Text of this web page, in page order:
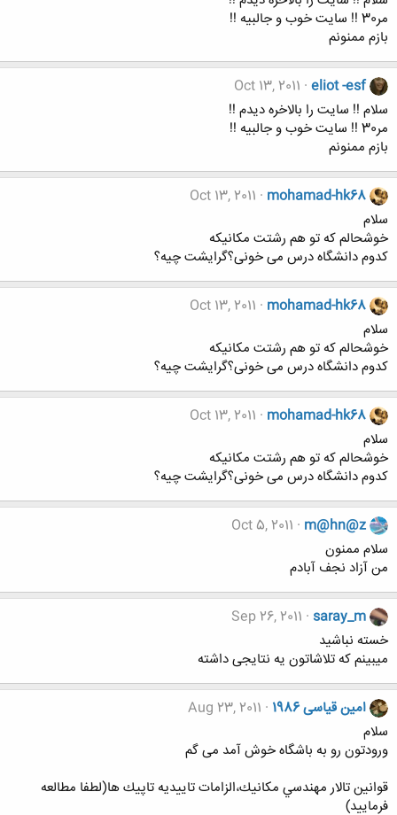
مر30 !! سایت خوب و جالبیه !!
بازم ممنونم
eliot -esf
Oct 13, 2011
سلام !! سایت را بالاخره دیدم !!
مر30 !! سایت خوب و جالبیه !!
بازم ممنونم
mohamad-hk68
Oct 13, 2011
سلام
خوشحالم که تو هم رشتت مکانیکه
کدوم دانشگاه درس می خونی؟گرایشت چیه؟
mohamad-hk68
Oct 13, 2011
سلام
خوشحالم که تو هم رشتت مکانیکه
کدوم دانشگاه درس می خونی؟گرایشت چیه؟
mohamad-hk68
Oct 13, 2011
سلام
خوشحالم که تو هم رشتت مکانیکه
کدوم دانشگاه درس می خونی؟گرایشت چیه؟
m@hn@z
Oct 5, 2011
سلام ممنون
من آزاد نجف آبادم
saray_m
Sep 26, 2011
خسته نباشید
میبینم که تلاشاتون یه نتایجی داشته
امین قیاسی 1986
Aug 23, 2011
سلام
ورودتون رو به باشگاه خوش آمد می گم
قوانين تالار مهندسي مكانيك،الزامات تاييديه تاپيك ها(لطفا مطالعه
فرماييد)